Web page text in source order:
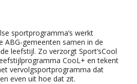
sportprogramma’s werkt
ABG-gemeenten samen in de
leefstijl. Zo verzorgt Sport’sCool
CooL+ en tekent
vervolgsportprogramma dat
even uit hoe dat zit.